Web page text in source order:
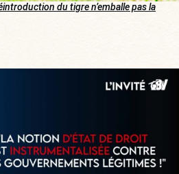
du tigre n’emballe pas la